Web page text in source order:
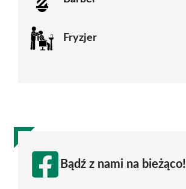
Fryzjer
Bądź z nami na bieżąco!